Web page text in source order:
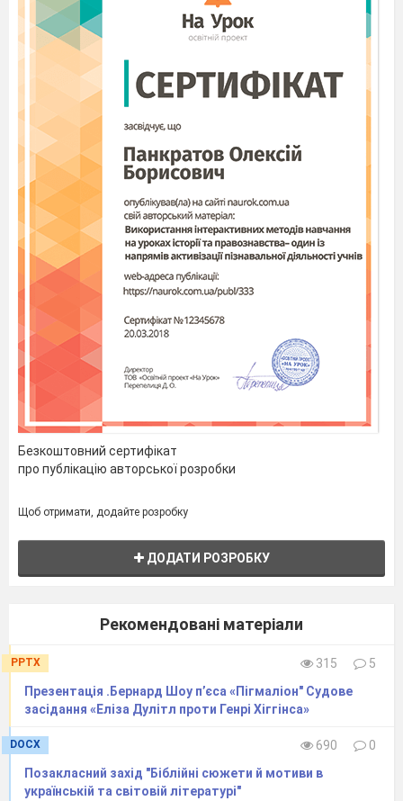
повісті М. Гоголя «Шинель». Чи
актуальними є ці проблеми сьогодні?
Охарактеризувати Гобсека.
12.
Доведіть, що Акакій Акакійович –
«маленька людина».
Безкоштовний сертифікат
про публікацію авторської розробки
Щоб отримати, додайте розробку
ДОДАТИ РОЗРОБКУ
Рекомендовані матеріали
PPTX 315
5
Презентація .Бернард Шоу п’єса «Пігмаліон" Судове
засідання «Еліза Дулітл проти Генрі Хіггінса»
DOCX 690
0
Позакласний захід "Біблійні сюжети й мотиви в
українській та світовій літературі"